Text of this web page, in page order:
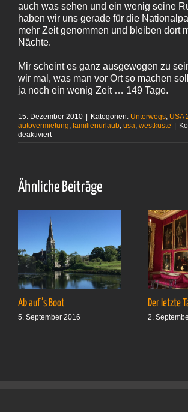
auch was sehen und ein wenig seine
haben wir uns gerade für die
mehr Zeit genommen und bleiben dort
Nächte.
Mir scheint es ganz ausgewogen zu
wir mal, was man vor Ort so machen
ja noch ein wenig Zeit … 149 Tage.
15. Dezember 2010 | Kategorien: Unterwegs USA
autovermietung familienurlaub usa westküste |
deaktiviertfür
Ähnliche Beiträge
Ab auf’s Boot
5. September 2016
Der letzte
2.